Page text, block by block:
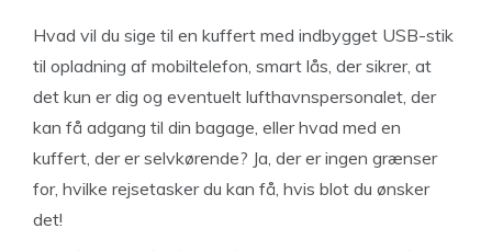
Hvad vil du sige til en kuffert med indbygget USB-stik
til opladning af mobiltelefon, smart lås, der sikrer, at
det kun er dig og eventuelt lufthavnspersonalet, der
kan få adgang til din bagage, eller hvad med en
kuffert, der er selvkørende? Ja, der er ingen grænser
for, hvilke rejsetasker du kan få, hvis blot du ønsker
det!